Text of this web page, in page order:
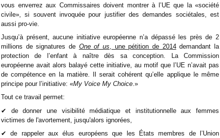
vous enverrez aux Commissaires doivent montrer à l’UE que la «société
civile», si souvent invoquée pour justifier des demandes sociétales, est
aussi pro-vie.
Jusqu’à présent, aucune initiative européenne n’a dépassé les près de 2
millions de signatures de One of us, une pétition de 2014demandant la
protection de l’enfant à naître dès sa conception. La Commission
européenne avait alors balayé cette initiative, au motif que l’UE n’avait pas
de compétence en la matière. Il serait cohérent qu’elle applique le même
principe pour l’initiative: «My Voice My Choice.»
Tout ce travail permet:
✔ de donner une visibilité médiatique et institutionnelle aux femmes
victimes de l'avortement, jusqu'alors ignorées,
✔ de rappeler aux élus européens que les États membres de l’Union